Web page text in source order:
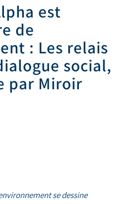
est
de
: Les relais
social,
par Miroir
se dessine